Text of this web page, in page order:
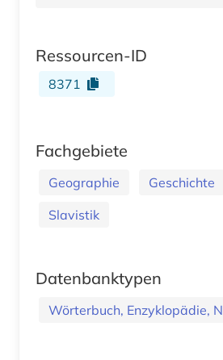
Ressourcen-ID
8371
Fachgebiete
Geographie Geschichte
Slavistik
Datenbanktypen
Wörterbuch, Enzyklopädie,